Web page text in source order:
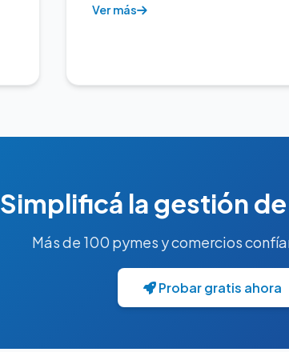
Ver más
Simplificá la gestión
Más de 100 pymes y comercios
Probar gratis ahora